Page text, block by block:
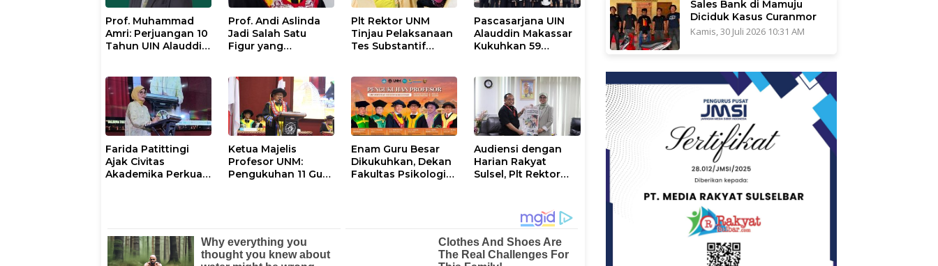
Prof. Muhammad
Amri: Perjuangan 10
Tahun UIN Alauddin
Prof. Andi Aslinda
Jadi Salah Satu
Figur yang
UNM 2026–2030
Plt Rektor UNM
Tinjau Pelaksanaan
Tes Substantif
Gelombang II 2026
Pascasarjana UIN
Alauddin Makassar
Kukuhkan 59
Khusus
Farida Patittingi
Ajak Civitas
Akademika Perkuat
Ketua Majelis
Profesor UNM:
Pengukuhan 11 Guru
Enam Guru Besar
Dikukuhkan, Dekan
Fakultas Psikologi
Audiensi dengan
Harian Rakyat
Sulsel, Plt Rektor
“Mapaccing UNM”
Sales Bank di Mamuju
Diciduk Kasus Curanmor
Kamis, 30 Juli 2026 10:31 AM